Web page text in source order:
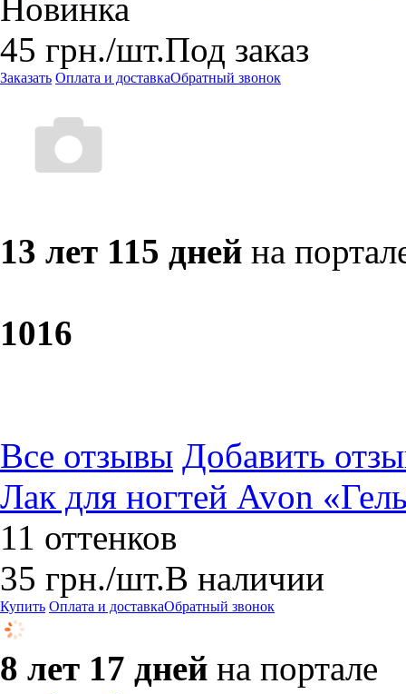
Новинка
45 грн./шт.Под заказ
Заказать Оплата и доставкаОбратный звонок
13 лет 115 дней на
1016
Все отзывы Добавить
Лак для ногтей Avon
11 оттенков
35 грн./шт.В наличии
Купить Оплата и доставкаОбратный звонок
8 лет 17 дней на портале